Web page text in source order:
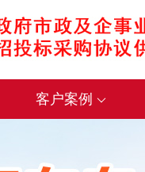
客户案例